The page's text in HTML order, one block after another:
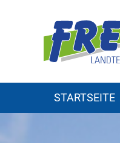
STARTSEITE